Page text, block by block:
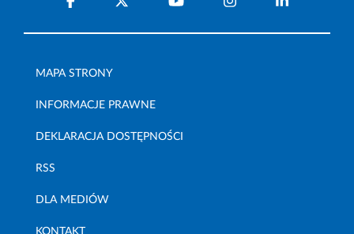
MAPA STRONY
INFORMACJE PRAWNE
DEKLARACJA DOSTĘPNOŚCI
RSS
DLA MEDIÓW
KONTAKT